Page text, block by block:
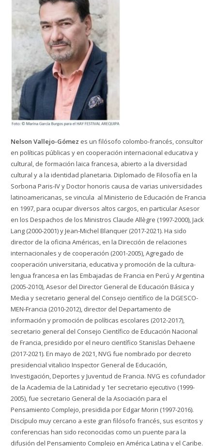
Nelson Vallejo-Gómez es un filósofo colombo-francés, consultor
en políticas públicas y en cooperación internacional educativa y
cultural, de formación laica francesa, abierto a la diversidad
cultural y a la identidad planetaria. Diplomado de Filosofía en la
Sorbona Paris-IV y Doctor honoris causa de varias universidades
latinoamericanas, se vincula al Ministerio de Educación de Francia
en 1997, para ocupar diversos altos cargos, en particular Asesor
en los Despachos de los Ministros Claude Allègre (1997-2000), Jack
Lang (2000-2001) y Jean-Michel Blanquer (2017-2021). Ha sido
director de la oficina Américas, en la Dirección de relaciones
internacionales y de cooperación (2001-2005), Agregado de
cooperación universitaria, educativa y promoción de la cultura-
lengua francesa en las Embajadas de Francia en Perú y Argentina
(2005-2010), Asesor del Director General de Educación Básica y
Media y secretario general del Consejo científico de la DGESCO-
MEN-Francia (2010-2012), director del Departamento de
información y promoción de políticas escolares (2012-2017),
secretario general del Consejo Científico de Educación Nacional
de Francia, presidido por el neuro científico Stanislas Dehaene
(2017-2021). En mayo de 2021, NVG fue nombrado por decreto
presidencial vitalicio Inspector General de Educación,
Investigación, Deportes y Juventud de Francia. NVG es cofundador
de la Academia de la Latinidad y 1er secretario ejecutivo (1999-
2005), fue secretario General de la Asociación para el
Pensamiento Complejo, presidida por Edgar Morin (1997-2016).
Discípulo muy cercano a este gran filósofo francés, sus escritos y
conferencias han sido reconocidas como un puente para la
difusión del Pensamiento Complejo en América Latina y el Caribe.